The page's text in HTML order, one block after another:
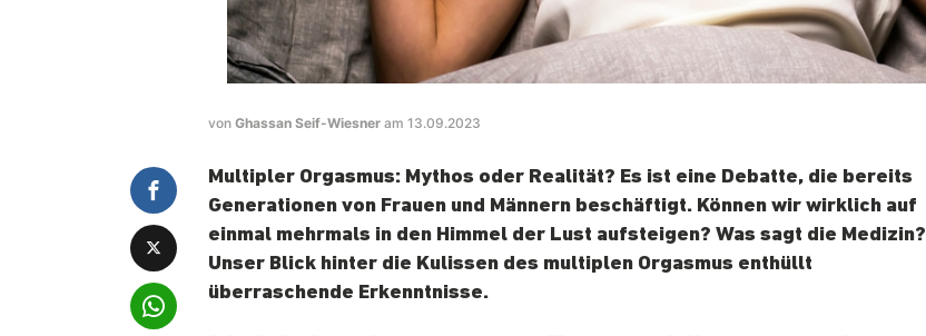
von Ghassan Seif-Wiesner am 13.09.2023
Multipler Orgasmus: Mythos oder Realität? Es ist eine Debatte, die bereits
Generationen von Frauen und Männern beschäftigt. Können wir wirklich auf
einmal mehrmals in den Himmel der Lust aufsteigen? Was sagt die Medizin?
Unser Blick hinter die Kulissen des multiplen Orgasmus enthüllt
überraschende Erkenntnisse.